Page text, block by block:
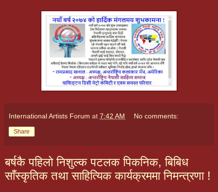
International Artists Forum at 7:42 AM No comments:
Share
बर्षकै पहिलो निशुल्क पटलक पिकनिक, बिबिध
साँस्कृतिक तथा साहित्यिक कार्यक्रममा निमन्त्रणा !